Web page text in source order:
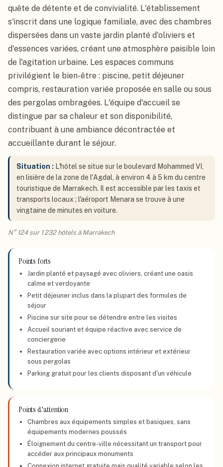
quête de détente et de convivialité. L'établissement
s'inscrit dans une logique familiale, avec des chambres
dispersées dans un vaste jardin planté d'oliviers et
d'essences variées, créant une atmosphère paisible loin
de l'agitation urbaine. Les espaces communs
privilégient le bien-être : piscine, petit déjeuner
compris, restauration variée proposée en salle ou sous
des pergolas ombragées. L'équipe d'accueil se
distingue par sa chaleur et son disponibilité,
contribuant à une ambiance décontractée et
accueillante durant le séjour.
Situation : L'hôtel se situe sur le boulevard Mohammed VI,
en lisière de la zone de l'Agdal, à environ 4 à 5 km du centre
touristique de Marrakech. Il est accessible par les taxis et
transports locaux ; l'aéroport Menara se trouve à une
vingtaine de minutes en voiture.
N° 124 sur 1 232 hôtels à Marrakech
Points forts
Jardin planté et paysagé avec oliviers, créant une oasis
calme et verdoyante
Petit déjeuner inclus dans la plupart des formules de
séjour
Piscine sur site pour se détendre entre les visites
Accueil souriant et équipe réactive avec service de
conciergerie
Restauration variée avec options intérieur et extérieur
sous pergolas
Parking gratuit pour les clients disposant d'un véhicule
Points d'attention
Chambres aux équipements simples et basiques, sans
équipements modernes poussés
Éloignement du centre-ville nécessitant un transport pour
accéder aux principaux monuments